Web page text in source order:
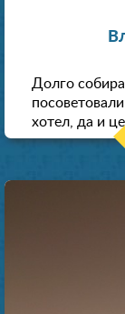
Долго
хотел, да и